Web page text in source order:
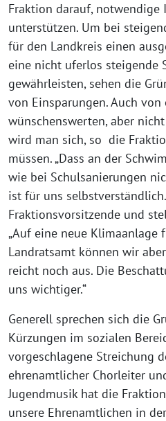
Fraktion darauf, notwendige
unterstützen. Um bei
für den Landkreis einen
eine nicht uferlos steigende
gewährleisten, sehen die
von Einsparungen. Auch von
wünschenswerten, aber
wird man sich, so die
müssen. „Dass an der
wie bei Schulsanierungen
ist für uns
Fraktionsvorsitzende und
„Auf eine neue Klimaanlage
Landratsamt können wir
reicht noch aus. Die
uns wichtiger.“
Generell sprechen sich die
Kürzungen im sozialen
vorgeschlagene Streichung
ehrenamtlicher Chorleiter
Jugendmusik hat die
unsere Ehrenamtlichen in